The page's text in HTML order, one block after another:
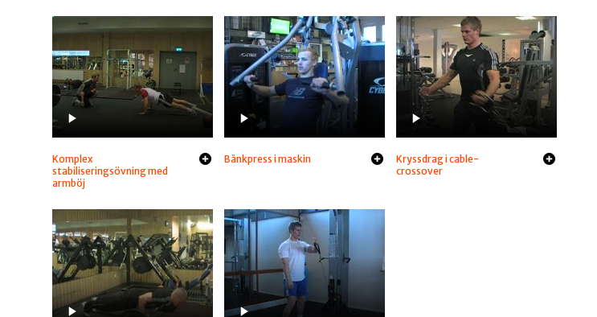
Komplex
stabiliseringsövning med
armböj
Bänkpress i maskin
Kryssdrag i cable-
crossover